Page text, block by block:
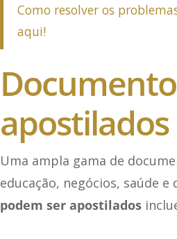
Como resolver os
aqui!
apostilados
Uma ampla gama de
educação, negócios, saúde
podem ser apostilados